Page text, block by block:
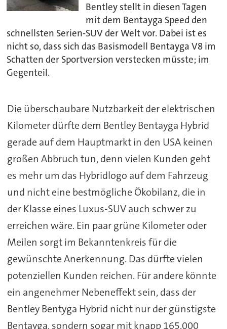
Bentley stellt in diesen Tagen
mit dem Bentayga Speed den
schnellsten Serien-SUV der Welt vor. Dabei ist es
nicht so, dass sich das Basismodell Bentayga V8 im
Schatten der Sportversion verstecken müsste; im
Gegenteil.
Die überschaubare Nutzbarkeit der elektrischen
Kilometer dürfte dem Bentley Bentayga Hybrid
gerade auf dem Hauptmarkt in den USA keinen
großen Abbruch tun, denn vielen Kunden geht
es mehr um das Hybridlogo auf dem Fahrzeug
und nicht eine bestmögliche Ökobilanz, die in
der Klasse eines Luxus-SUV auch schwer zu
erreichen wäre. Ein paar grüne Kilometer oder
Meilen sorgt im Bekanntenkreis für die
gewünschte Anerkennung. Das dürfte vielen
potenziellen Kunden reichen. Für andere könnte
ein angenehmer Nebeneffekt sein, dass der
Bentley Bentyga Hybrid nicht nur der günstigste
Bentayga, sondern sogar mit knapp 165.000